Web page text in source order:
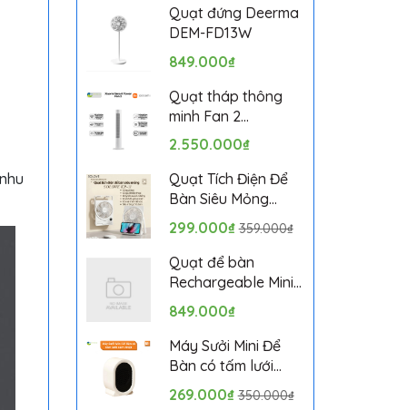
Bảo hành 1 tháng
Quạt đứng Deerma
DEM-FD13W
849.000₫
Quạt tháp thông
minh Fan 2
BPTS02DMU bản
quốc tế
2.550.000₫
Quạt Tích Điện Để
Bàn Siêu Mỏng
SOLOVE KP-11 với 6
Cấp Độ Gió, Màn
Hình LCD, Tích Hợp
Giá Đỡ Điện Thoại
299.000₫ 359.000₫
Quạt để bàn
Rechargeable Mini
Fan ZMYDFS01DM
849.000₫
Máy Sưởi Mini Để
Bàn có tấm lưới
cách nhiệt an toàn,
Quạt Sưởi Ấm Mini
269.000₫ 350.000₫